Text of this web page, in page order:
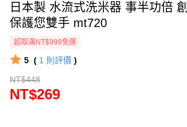
日本製 水流式洗米器 事半功倍
保護您雙手 mt720
超取滿NT$999免運
5 ( 1 則評價 )
NT$448
NT$269